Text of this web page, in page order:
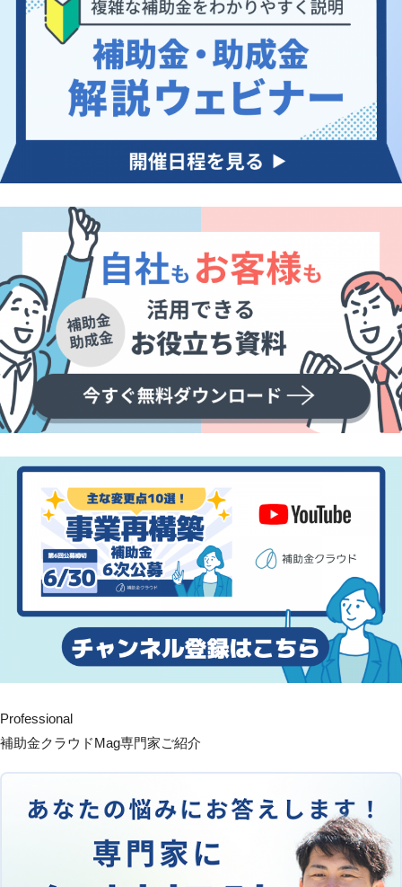
Professional
補助金クラウドMag専門家ご紹介